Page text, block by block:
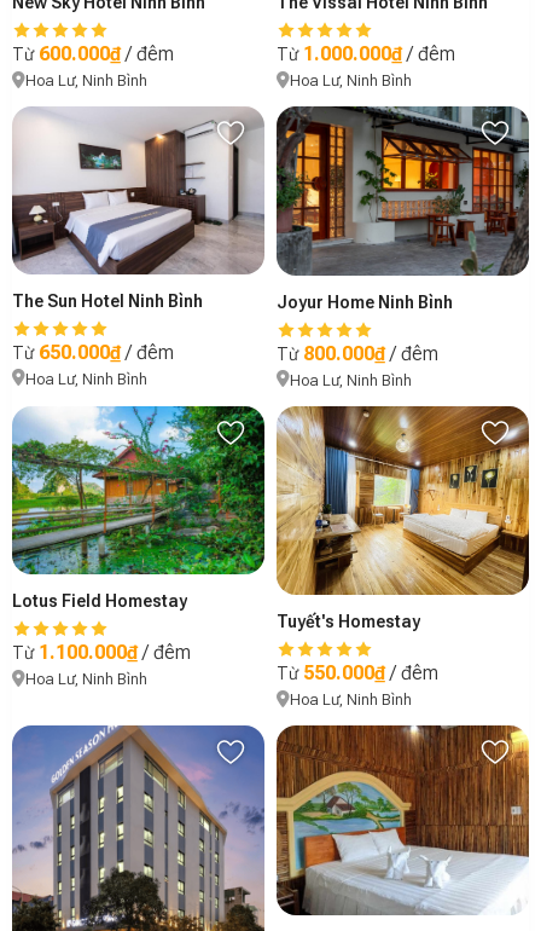
Từ 600.000₫/ đêm
Hoa Lư, Ninh Bình
Từ 1.000.000₫/ đêm
Hoa Lư, Ninh Bình
The Sun Hotel Ninh Bình
Từ 650.000₫/ đêm
Hoa Lư, Ninh Bình
Joyur Home Ninh Bình
Từ 800.000₫/ đêm
Hoa Lư, Ninh Bình
Lotus Field Homestay
Từ 1.100.000₫/ đêm
Hoa Lư, Ninh Bình
Tuyết's Homestay
Từ 550.000₫/ đêm
Hoa Lư, Ninh Bình